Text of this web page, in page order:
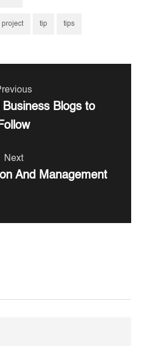
project tip tips
Business Blogs to
Next
And Management